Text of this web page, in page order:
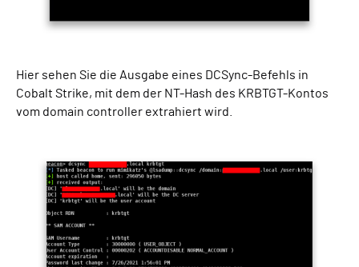
Hier sehen Sie die Ausgabe eines DCSync-Befehls in
Cobalt Strike, mit dem der NT-Hash des KRBTGT-Kontos
vom domain controller extrahiert wird.